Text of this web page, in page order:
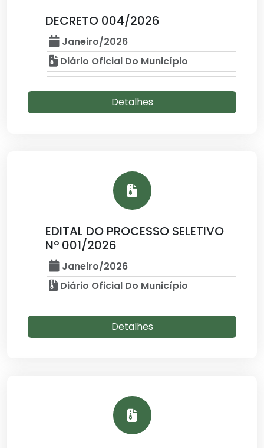
DECRETO 004/2026
Janeiro/2026
Diário Oficial Do Município
Detalhes
EDITAL DO PROCESSO SELETIVO
Nº 001/2026
Janeiro/2026
Diário Oficial Do Município
Detalhes